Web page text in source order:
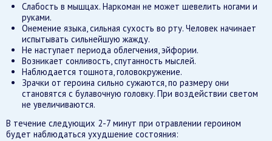
Слабость в мышцах. Наркоман не может шевелить ногами и
руками.
Онемение языка, сильная сухость во рту. Человек начинает
испытывать сильнейшую жажду.
Не наступает периода облегчения, эйфории.
Возникает сонливость, спутанность мыслей.
Наблюдается тошнота, головокружение.
Зрачки от героина сильно сужаются, по размеру они
становятся с булавочную головку. При воздействии светом
не увеличиваются.
В течение следующих 2-7 минут при отравлении героином
будет наблюдаться ухудшение состояния: